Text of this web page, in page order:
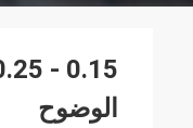
الوضوح